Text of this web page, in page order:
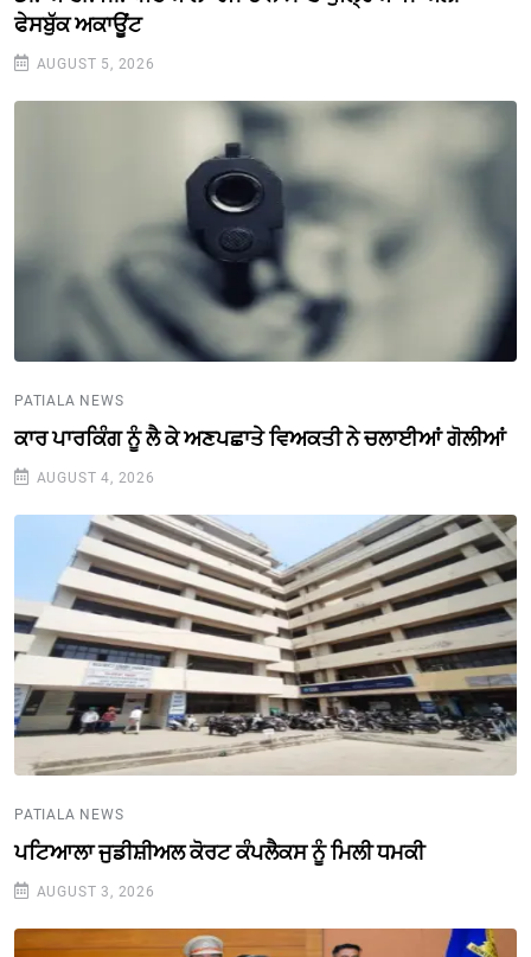
ਫੇਸਬੁੱਕ ਅਕਾਊਂਟ
AUGUST 5, 2026
PATIALA NEWS
ਕਾਰ ਪਾਰਕਿੰਗ ਨੂੰ ਲੈ ਕੇ ਅਣਪਛਾਤੇ ਵਿਅਕਤੀ ਨੇ ਚਲਾਈਆਂ ਗੋਲੀਆਂ
AUGUST 4, 2026
PATIALA NEWS
ਪਟਿਆਲਾ ਜੁਡੀਸ਼ੀਅਲ ਕੋਰਟ ਕੰਪਲੈਕਸ ਨੂੰ ਮਿਲੀ ਧਮਕੀ
AUGUST 3, 2026